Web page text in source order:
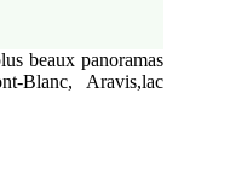
beaux panoramas
Blanc, Aravis,lac